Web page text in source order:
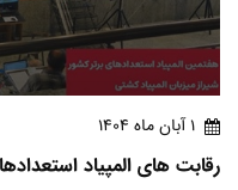
1 آبان ماه 1404
رقابت های المپیاد